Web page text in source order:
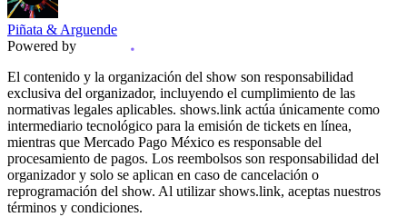
Piñata & Arguende
Powered by
El contenido y la organización del show son responsabilidad
exclusiva del organizador, incluyendo el cumplimiento de las
normativas legales aplicables. shows.link actúa únicamente como
intermediario tecnológico para la emisión de tickets en línea,
mientras que Mercado Pago México es responsable del
procesamiento de pagos. Los reembolsos son responsabilidad del
organizador y solo se aplican en caso de cancelación o
reprogramación del show. Al utilizar shows.link, aceptas nuestros
términos y condiciones.